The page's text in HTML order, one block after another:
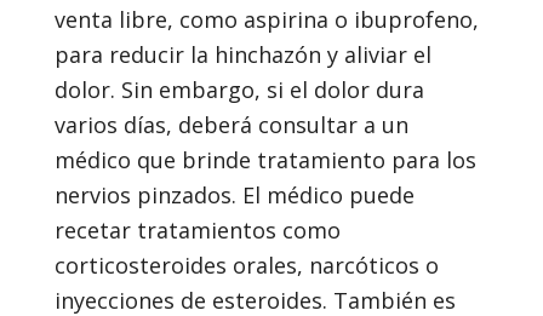
venta libre, como aspirina o ibuprofeno,
para reducir la hinchazón y aliviar el
dolor. Sin embargo, si el dolor dura
varios días, deberá consultar a un
médico que brinde tratamiento para los
nervios pinzados. El médico puede
recetar tratamientos como
corticosteroides orales, narcóticos o
inyecciones de esteroides. También es